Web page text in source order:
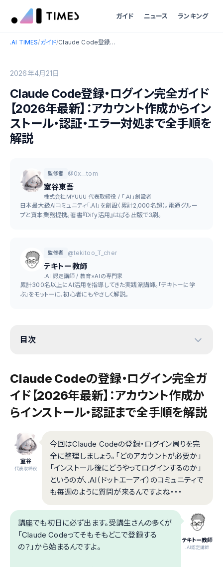
ガイド ニュース ランキング
.AI TIMES/ガイド/ Claude Code登録・ログイン完全ガイド【2026年最新】：アカウント作成からインストール・認証・エラー対処まで全手順を解説
2026年4月21日
Claude Code登録・ログイン完全ガイド
【2026年最新】：アカウント作成からイン
ストール・認証・エラー対処まで全手順を
解説
監修者 @0x__tom
室谷東吾
株式会社MYUUU 代表取締役 / 「.AI」創設者
日本最大級AIコミュニティ「.AI」を創設（累計2,000名超）。電通グルー
プと資本業務提携。著書『Dify活用』はぱる出版で3刷。
監修者 @tekitoo_T_cher
テキトー教師
.AI 認定講師 / 教育×AIの専門家
累計300名以上にAI活用を指導してきた実践派講師。「テキトーに学
ぶ」をモットーに、初心者にもやさしく解説。
目次
Claude Codeの登録・ログイン完全ガ
イド【2026年最新】：アカウント作成か
らインストール・認証まで全手順を解説
室谷
代表取締役
今回はClaude Codeの登録・ログイン周りを完
全に整理しましょう。「どのアカウントが必要か」
「インストール後にどうやってログインするのか」
というのが、.AI（ドットエーアイ）のコミュニティで
も毎週のように質問が来るんですよね・・・
テキトー教師
.AI認定講師
講座でも初日に必ず出ます。受講生さんの多くが
「Claude Codeってそもそもどこで登録する
の？」から始まるんですよ。